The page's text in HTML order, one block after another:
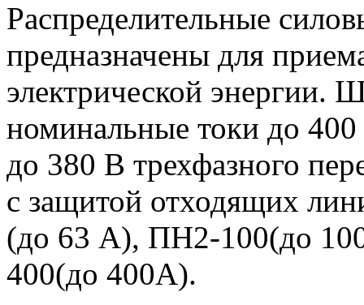
Распределительные
предназначены для
электрической энергии.
номинальные токи до
до 380 В трехфазного
с защитой отходящих
(до 63 А), ПН2-100(до
400(до 400А).